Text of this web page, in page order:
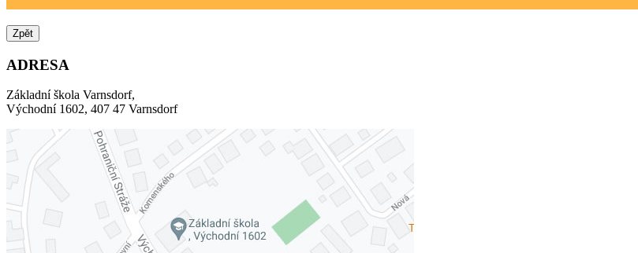
Zpět
ADRESA
Základní škola Varnsdorf,
Východní 1602, 407 47 Varnsdorf